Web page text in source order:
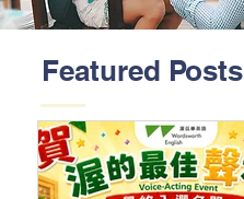
Featured Posts